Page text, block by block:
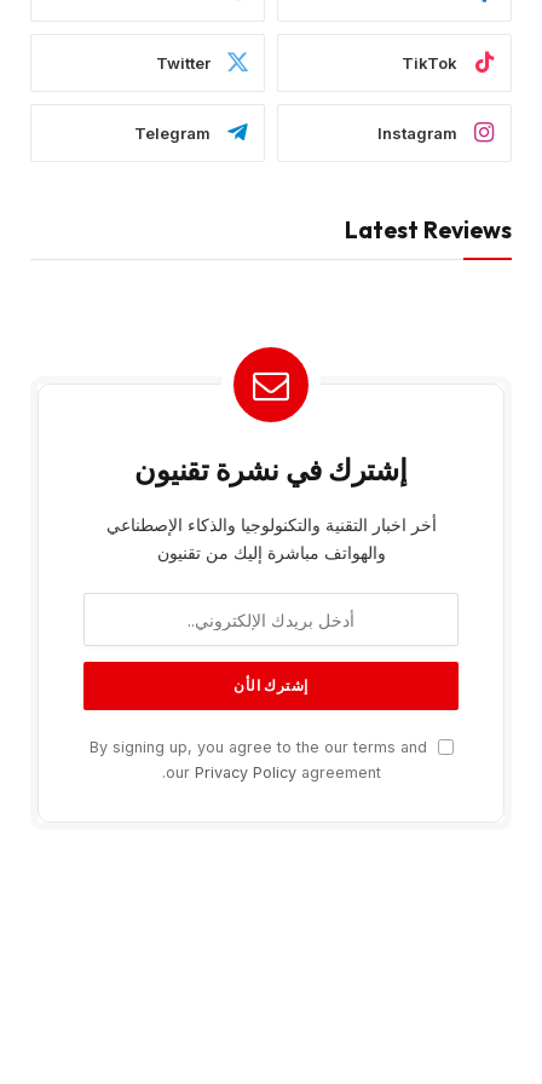
TikTok
Twitter
Instagram
Telegram
Latest Reviews
إشترك في نشرة تقنيون
أخر اخبار التقنية والتكنولوجيا والذكاء الإصطناعي
والهواتف مباشرة إليك من تقنيون
By signing up, you agree to the our terms and
our Privacy Policyagreement.